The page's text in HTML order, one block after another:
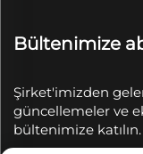
Bültenimize
Şirket'imizden
güncellemeler ve
bültenimize katılın.